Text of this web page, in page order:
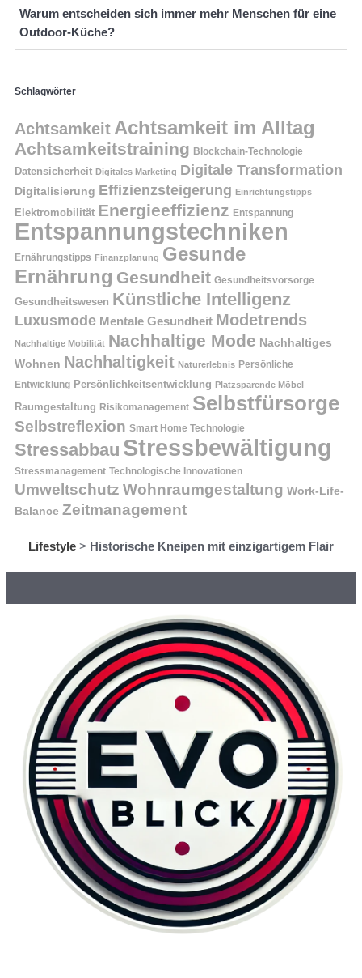
Warum entscheiden sich immer mehr Menschen für eine
Outdoor-Küche?
Schlagwörter
Achtsamkeit Achtsamkeit im Alltag
Achtsamkeitstraining Blockchain-Technologie
Datensicherheit Digitales Marketing Digitale Transformation
Digitalisierung Effizienzsteigerung Einrichtungstipps
Elektromobilität Energieeffizienz Entspannung
Entspannungstechniken
Ernährungstipps Finanzplanung Gesunde
Ernährung Gesundheit Gesundheitsvorsorge
Gesundheitswesen Künstliche Intelligenz
Luxusmode Mentale Gesundheit Modetrends
Nachhaltige Mobilität Nachhaltige Mode Nachhaltiges
Wohnen Nachhaltigkeit Naturerlebnis Persönliche
Entwicklung Persönlichkeitsentwicklung Platzsparende Möbel
Raumgestaltung Risikomanagement Selbstfürsorge
Selbstreflexion Smart Home Technologie
Stressabbau Stressbewältigung
Stressmanagement Technologische Innovationen
Umweltschutz Wohnraumgestaltung Work-Life-
Balance Zeitmanagement
Lifestyle > Historische Kneipen mit einzigartigem Flair